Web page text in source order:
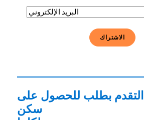
البريد
الإلكتروني(مطلوب)
التقدم بطلب للحصول على
سكن